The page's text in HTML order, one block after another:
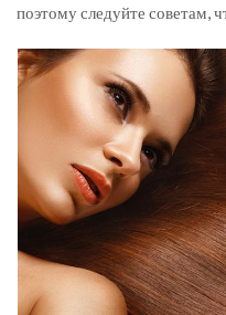
поэтому следуйте советам,